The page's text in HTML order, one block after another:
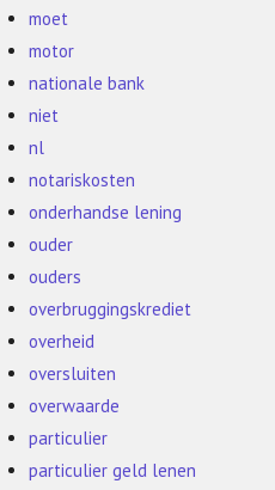
moet
motor
nationale bank
niet
nl
notariskosten
onderhandse lening
ouder
ouders
overbruggingskrediet
overheid
oversluiten
overwaarde
particulier
particulier geld lenen